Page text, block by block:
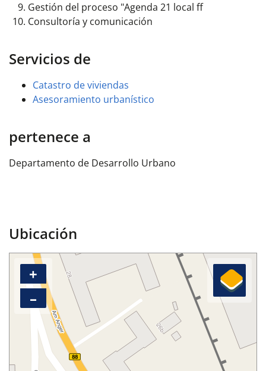
Gestión del proceso "Agenda 21 local ff
Consultoría y comunicación
Servicios de
Catastro de viviendas
Asesoramiento urbanístico
pertenece a
Departamento de Desarrollo Urbano
Ubicación
+
–